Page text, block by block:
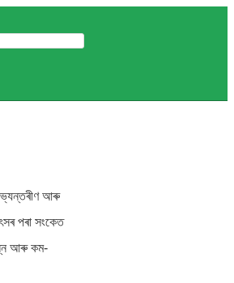
আৰু
পৰা সংকেত
আৰু কম-